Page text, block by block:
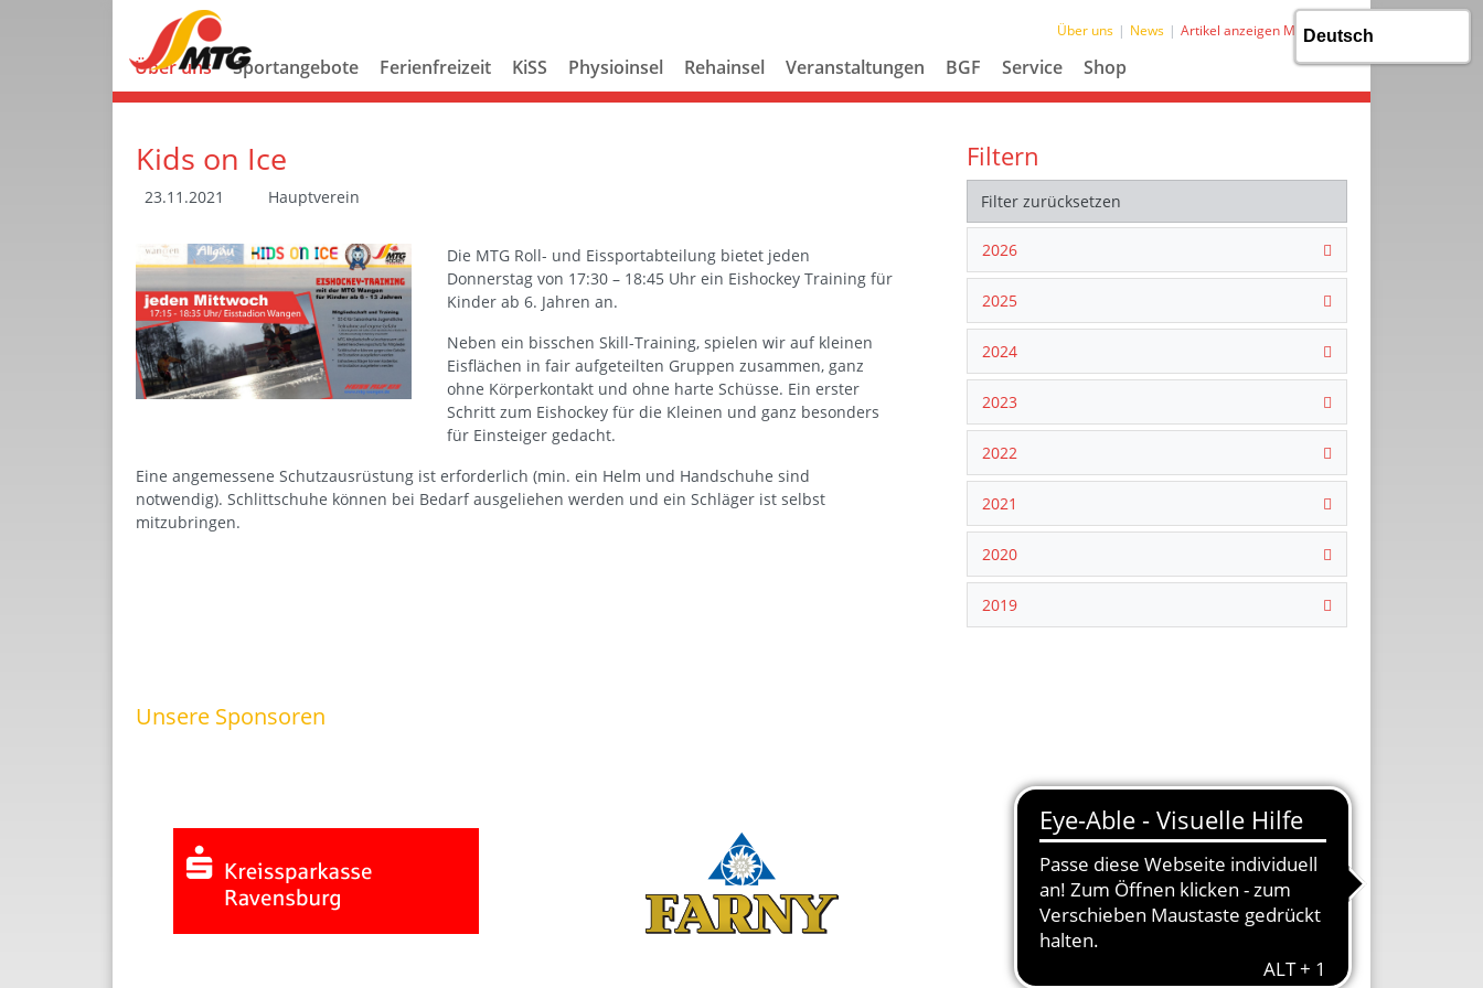
Über uns News Artikel anzeigen MTG
Über uns Sportangebote Ferienfreizeit KiSS Physioinsel Rehainsel Veranstaltungen BGF Service Shop
Kids on Ice
23.11.2021 Hauptverein
Die MTG Roll- und Eissportabteilung bietet jeden
Donnerstag von 17:30 – 18:45 Uhr ein Eishockey Training für
Kinder ab 6. Jahren an.
Neben ein bisschen Skill-Training, spielen wir auf kleinen
Eisflächen in fair aufgeteilten Gruppen zusammen, ganz
ohne Körperkontakt und ohne harte Schüsse. Ein erster
Schritt zum Eishockey für die Kleinen und ganz besonders
für Einsteiger gedacht.
Eine angemessene Schutzausrüstung ist erforderlich (min. ein Helm und Handschuhe sind
notwendig). Schlittschuhe können bei Bedarf ausgeliehen werden und ein Schläger ist selbst
mitzubringen.
Filtern
Filter zurücksetzen
2026
2025
2024
2023
2022
2021
2020
2019
Unsere Sponsoren